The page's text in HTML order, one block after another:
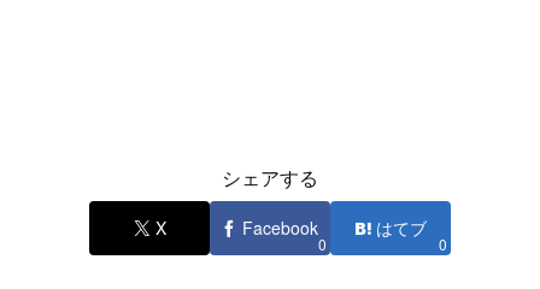
シェアする
X Facebook
0
はてブ
0